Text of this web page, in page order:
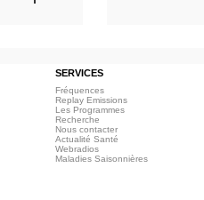
SERVICES
Fréquences
Replay Emissions
Les Programmes
Recherche
Nous contacter
Actualité Santé
Webradios
Maladies Saisonnières